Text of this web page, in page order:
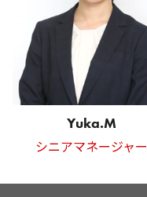
Yuka.M
シニアマネージャー